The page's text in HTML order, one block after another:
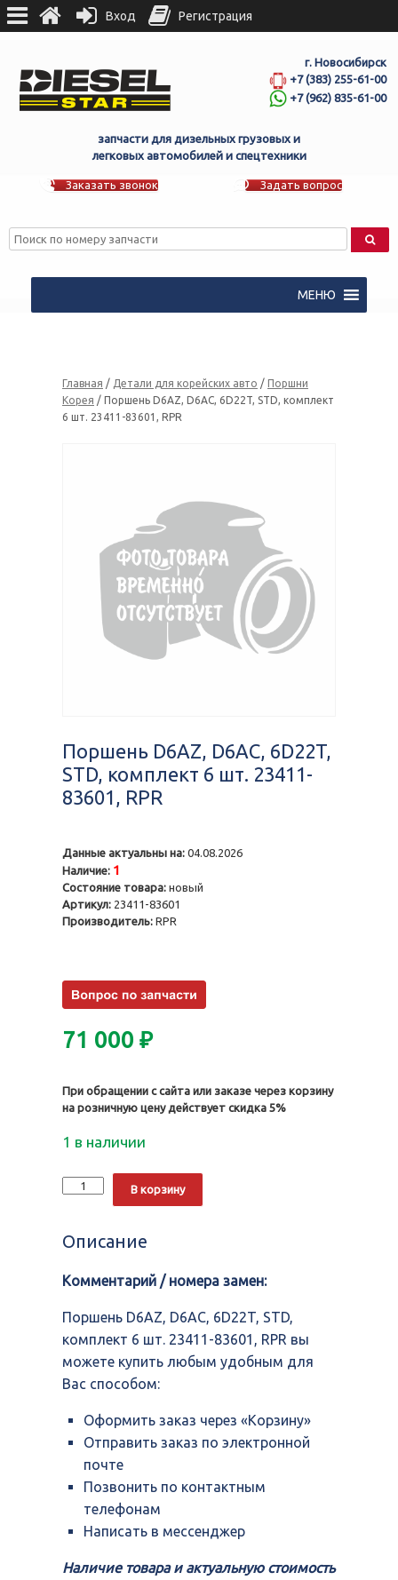
г. Новосибирск
+7 (383) 255-61-00
+7 (962) 835-61-00
запчасти для дизельных грузовых и
легковых автомобилей и спецтехники
Заказать звонок Задать вопрос
МЕНЮ
Главная / Детали для корейских авто / Поршни
Корея / Поршень D6AZ, D6AC, 6D22T, STD, комплект
6 шт. 23411-83601, RPR
Поршень D6AZ, D6AC, 6D22T,
STD, комплект 6 шт. 23411-
83601, RPR
Данные актуальны на: 04.08.2026
Наличие: 1
Состояние товара: новый
Артикул: 23411-83601
Производитель: RPR
71 000 ₽
При обращении с сайта или заказе через корзину
на розничную цену действует скидка 5%
1 в наличии
Количество
Поршень
6D22T,
комплект
шт.
83601,
RPR
В корзину
Описание
Комментарий / номера замен:
Поршень D6AZ, D6AC, 6D22T, STD,
комплект 6 шт. 23411-83601, RPR вы
можете купить любым удобным для
Вас способом:
Оформить заказ через «Корзину»
Отправить заказ по электронной
почте
Позвонить по контактным
телефонам
Написать в мессенджер
Наличие товара и актуальную стоимость
Вход Регистрация